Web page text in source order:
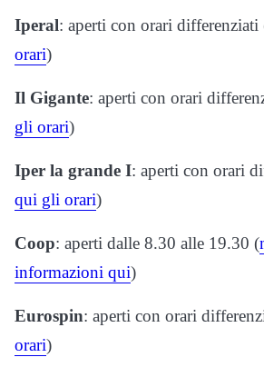
Iperal: aperti con orari differenziati
orari)
Il Gigante: aperti con orari
gli orari)
Iper la grande I: aperti con orari
qui gli orari)
Coop: aperti dalle 8.30 alle 19.30 (
informazioni qui)
Eurospin: aperti con orari
orari)